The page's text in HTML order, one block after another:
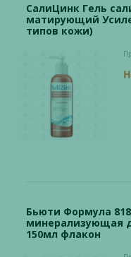
СалиЦинк Гель
матирующий
типов кожи)
Бьюти Формула
минерализующая
150мл флакон